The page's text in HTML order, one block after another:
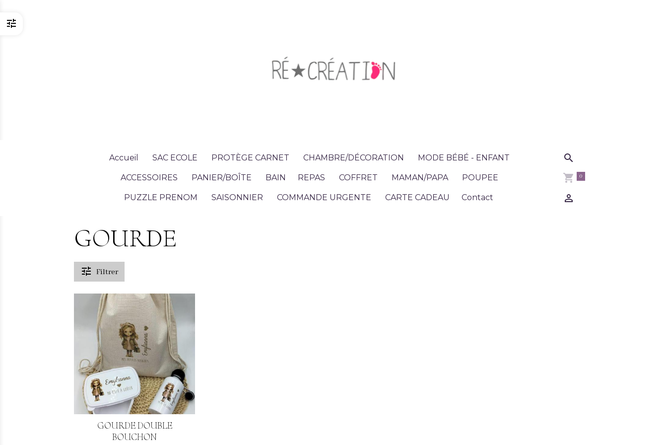
Accueil SAC ECOLE PROTÈGE CARNET CHAMBRE/DÉCORATION MODE BÉBÉ - ENFANT
ACCESSOIRES PANIER/BOÎTE BAIN REPAS COFFRET MAMAN/PAPA POUPEE
PUZZLE PRENOM SAISONNIER COMMANDE URGENTE CARTE CADEAU Contact
0
GOURDE
Filtrer
GOURDE DOUBLE
BOUCHON